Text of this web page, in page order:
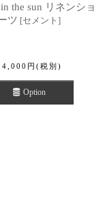
the sun リネンショ
ツ [セメント ]
円 (税別)
Option